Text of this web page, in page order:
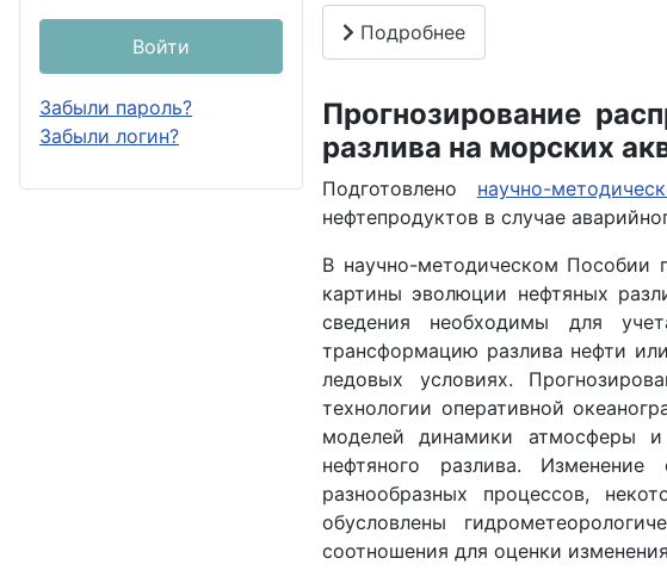
Войти
Забыли пароль?
Забыли логин?
Подробнее
Прогнозирование
разлива на морских
Подготовлено научно-
нефтепродуктов в случае
В научно-методическом Пособии
картины эволюции нефтяных
сведения необходимы для
трансформацию разлива нефти
ледовых условиях.
технологии оперативной
моделей динамики атмосферы
нефтяного разлива.
разнообразных процессов,
обусловлены
соотношения для оценки